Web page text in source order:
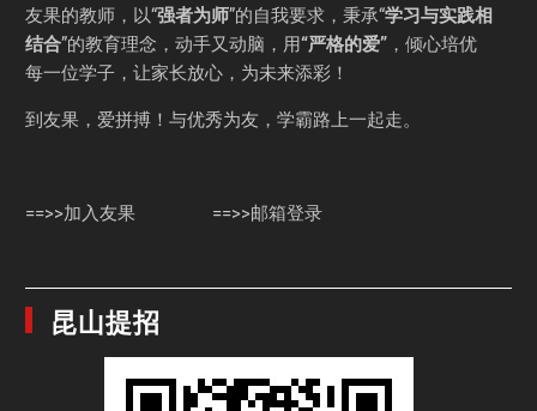
友果的教师，以“强者为师”的自我要求，秉承“学习与实践相
结合”的教育理念，动手又动脑，用“严格的爱” ，倾心培优
每一位学子，让家长放心，为未来添彩！
到友果，爱拼搏！与优秀为友，学霸路上一起走。
==>>加入友果 ==>>邮箱登录
昆山提招